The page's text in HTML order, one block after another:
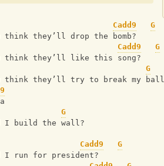
Cadd9
G
think they’ll drop the bomb?
Cadd9
G
think they’ll like this song?
G
think they’ll try to break my
G
I build the wall?
Cadd9
G
I run for president?